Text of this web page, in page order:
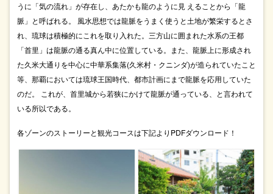
うに「気の流れ」が存在し、あたかも龍のように見 えることから「龍
脈」と呼ばれる。 風水思想では龍脈をうまく使うと土地が繁栄するとさ
れ、琉球は積極的にこれを取り入れた。三方山に囲まれた水系の王都
「首里」は龍脈の通る真ん中に位置している。また、龍脈上に形成され
た久米大通りを中心に中華系集落(久米村・クニンダ)が造られていたこと
等、那覇においては琉球王国時代、都市計画にまで龍脈を応用していた
のだ。 これが、首里城から若狭にかけて龍脈が通っている、と言われて
いる所以である。
各ゾーンのストーリーと観光コースは下記よりPDFダウンロード！